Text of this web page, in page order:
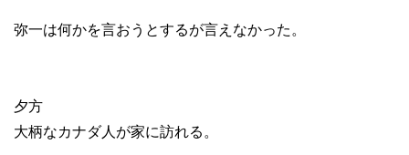
弥一は何かを言おうとするが言えなかった。
夕方
大柄なカナダ人が家に訪れる。